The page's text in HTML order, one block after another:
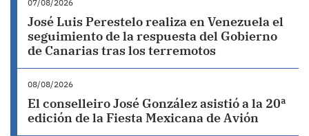
07/08/2026
José Luis Perestelo realiza en Venezuela el
seguimiento de la respuesta del Gobierno
de Canarias tras los terremotos
08/08/2026
El conselleiro José González asistió a la 20ª
edición de la Fiesta Mexicana de Avión